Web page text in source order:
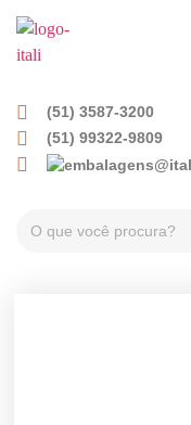
(51) 3587-3200
(51) 99322-9809